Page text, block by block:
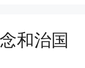
和治国